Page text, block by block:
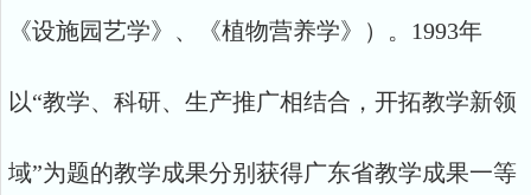
《设施园艺学》、《植物营养学》）。1993年
以“教学、科研、生产推广相结合，开拓教学新领
域”为题的教学成果分别获得广东省教学成果一等